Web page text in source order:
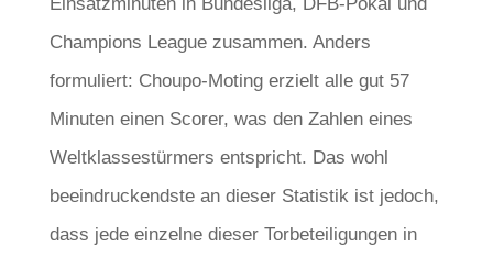
Champions League zusammen. Anders
formuliert: Choupo-Moting erzielt alle gut 57
Minuten einen Scorer, was den Zahlen eines
Weltklassestürmers entspricht. Das wohl
beeindruckendste an dieser Statistik ist jedoch,
dass jede einzelne dieser Torbeteiligungen in